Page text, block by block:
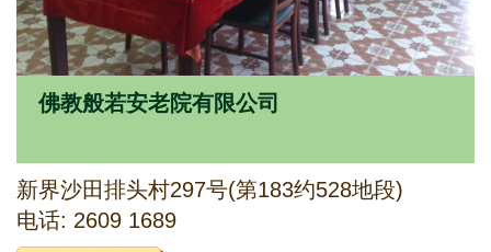
佛教般若安老院有限公司
新界沙田排头村297号(第183约528地段)
电话: 2609 1689